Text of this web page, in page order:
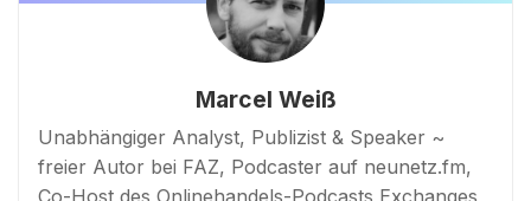
Marcel Weiß
Unabhängiger Analyst, Publizist & Speaker ~
freier Autor bei FAZ, Podcaster auf neunetz.fm,